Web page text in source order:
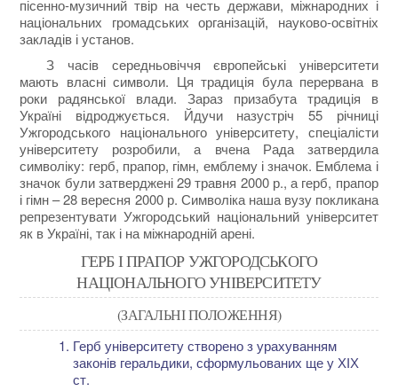
пісенно-музичний твір на честь держави, міжнародних і
національних громадських організацій, науково-освітніх
закладів і установ.
З часів середньовіччя європейські університети
мають власні символи. Ця традиція була перервана в
роки радянської влади. Зараз призабута традиція в
Україні відроджується. Йдучи назустріч 55 річниці
Ужгородського національного університету, спеціалісти
університету розробили, а вчена Рада затвердила
символіку: герб, прапор, гімн, емблему і значок. Емблема і
значок були затверджені 29 травня 2000 р., а герб, прапор
і гімн – 28 вересня 2000 р. Символіка наша вузу покликана
репрезентувати Ужгородський національний університет
як в Україні, так і на міжнародній арені.
ГЕРБ І ПРАПОР УЖГОРОДСЬКОГО
НАЦІОНАЛЬНОГО УНІВЕРСИТЕТУ
(ЗАГАЛЬНІ ПОЛОЖЕННЯ)
Герб університету створено з урахуванням
законів геральдики, сформульованих ще у ХІХ
ст.